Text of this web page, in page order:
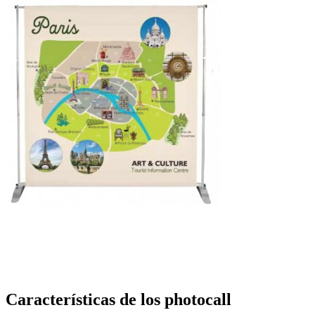
Características de los photocall